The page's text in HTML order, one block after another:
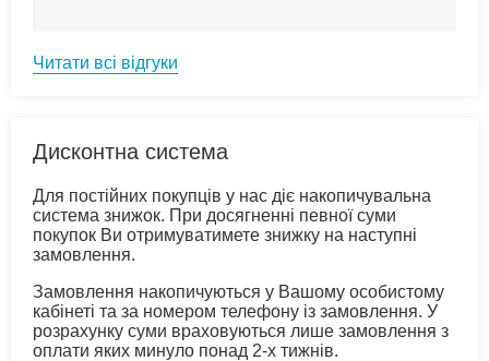
Читати всі відгуки
Дисконтна система
Для постійних покупців у нас діє накопичувальна
система знижок. При досягненні певної суми
покупок Ви отримуватимете знижку на наступні
замовлення.
Замовлення накопичуються у Вашому особистому
кабінеті та за номером телефону із замовлення. У
розрахунку суми враховуються лише замовлення з
оплати яких минуло понад 2-х тижнів.